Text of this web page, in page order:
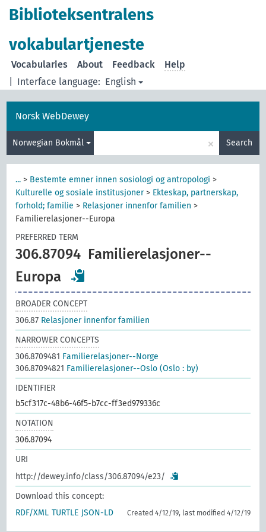
Biblioteksentralens
vokabulartjeneste
Interface language: English
Vocabularies About Feedback Help
Norsk WebDewey
Norwegian Bokmål × Search
... > Bestemte emner innen sosiologi og antropologi >
Kulturelle og sosiale institusjoner> Ekteskap, partnerskap,
forhold; familie > Relasjoner innenfor familien >
Familierelasjoner--Europa
PREFERRED TERM
306.87094 Familierelasjoner--
Europa
BROADER CONCEPT
306.87 Relasjoner innenfor familien
NARROWER CONCEPTS
306.8709481 Familierelasjoner--Norge
306.87094821 Familierelasjoner--Oslo (Oslo : by)
IDENTIFIER
b5cf317c-48b6-46f5-b7cc-ff3ed979336c
NOTATION
306.87094
URI
http://dewey.info/class/306.87094/e23/
Download this concept:
RDF/XML TURTLE JSON-LD Created 4/12/19, last modified 4/12/19